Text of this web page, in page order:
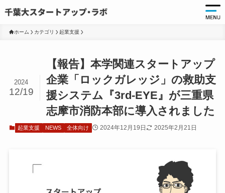
ホーム カテゴリ 起業支援
【報告】本学関連スタートアップ
企業「ロックガレッジ」の救助支
援システム『3rd-EYE』が三重県
志摩市消防本部に導入されました
2024
12/19
起業支援 NEWS 全体向け 2024年12月19日 2025年2月21日